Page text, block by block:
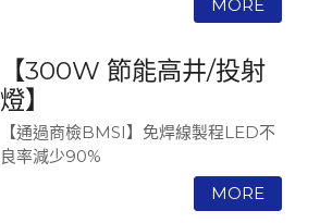
【300W 節能高井/投射
燈】
【通過商檢BMSI】免焊線製程LED不
良率減少90%